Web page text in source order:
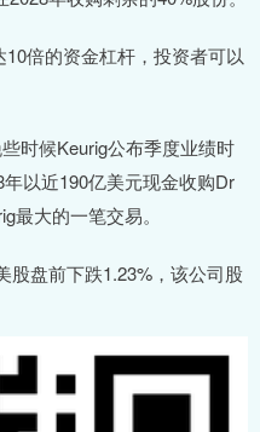
倍的资金杠杆，投资者可以
时候Keurig公布季度业绩时
以近190亿美元现金收购Dr
最大的一笔交易。
股盘前下跌1.23%，该公司股